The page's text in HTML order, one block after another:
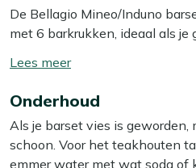
De Bellagio Mineo/Induno
met 6 barkrukken, ideaal als
lichtgewicht, dus je schuift de
sterk en kan gewoon buiten
de stoelen zit strak
comfortabel zitten. Dankzij de
Toon/verberg
meer
Onderhoud
Als je barset vies is geworden,
schoon. Voor het teakhouten
emmer water met wat soda of